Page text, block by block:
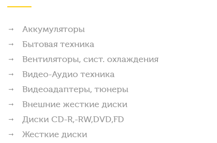
Аккумуляторы
Бытовая техника
Вентиляторы, сист. охлаждения
Видео-Аудио техника
Видеоадаптеры, тюнеры
Внешние жесткие диски
Диски CD-R,-RW,DVD,FD
Жесткие диски